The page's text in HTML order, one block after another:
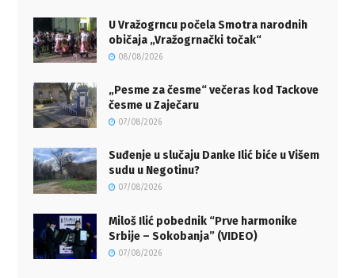
U Vražogrncu počela Smotra narodnih
običaja „Vražogrnački točak“
08/08/2026
„Pesme za česme“ večeras kod Tackove
česme u Zaječaru
07/08/2026
Suđenje u slučaju Danke Ilić biće u Višem
sudu u Negotinu?
07/08/2026
Miloš Ilić pobednik “Prve harmonike
Srbije – Sokobanja” (VIDEO)
07/08/2026